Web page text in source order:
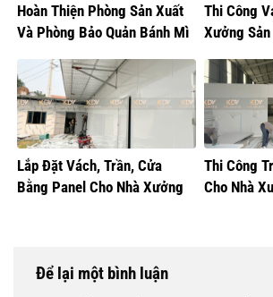
Hoàn Thiện Phòng Sản Xuất
Và Phòng Bảo Quản Bánh Mì
Thi Công
Xưởng
Lắp Đặt Vách, Trần, Cửa
Bằng Panel Cho Nhà Xưởng
Thi Công
Cho Nhà
Để lại một bình luận